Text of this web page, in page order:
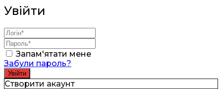
Увійти
Запам'ятати мене
Забули пароль?
Створити акаунт